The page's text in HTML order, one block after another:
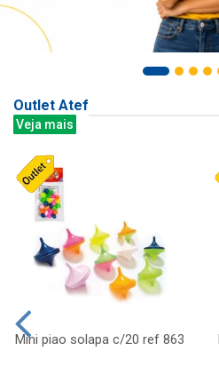
Outlet Atef
Veja mais
Mini piao solapa c/20 ref 863